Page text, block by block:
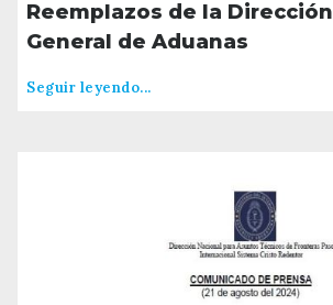
Reemplazos de la Dirección
General de Aduanas
Seguir leyendo...